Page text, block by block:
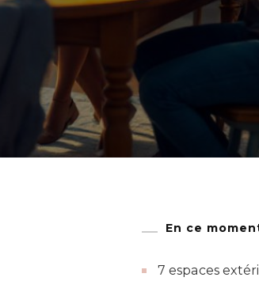
En ce
7 espaces